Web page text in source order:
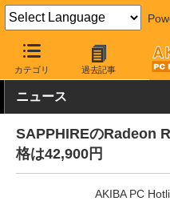
カテゴリ 過去記事
AKIBA PC Hotline! PCパーツ
ニュース
SAPPHIREのRadeon
格は42,900円
AKIBA PC